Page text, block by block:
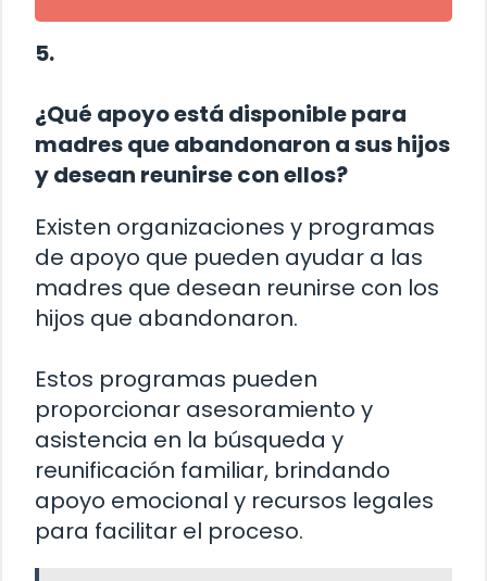
5.
¿Qué apoyo está disponible para
madres que abandonaron a sus hijos
y desean reunirse con ellos?
Existen organizaciones y programas
de apoyo que pueden ayudar a las
madres que desean reunirse con los
hijos que abandonaron.
Estos programas pueden
proporcionar asesoramiento y
asistencia en la búsqueda y
reunificación familiar, brindando
apoyo emocional y recursos legales
para facilitar el proceso.